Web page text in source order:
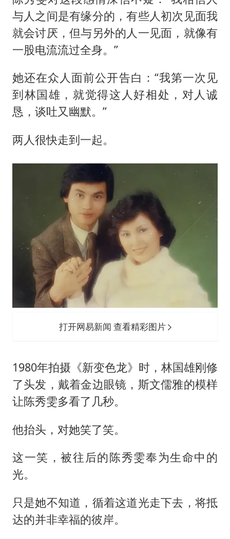
与人之间是有缘分的，有些人初次见面我
就会讨厌，但与另外的人一见面，就像有
一股电流流过全身。”
她还在众人面前公开告白：“我第一次见
到林国雄，就觉得这人好相处，对人诚
恳，谈吐又幽默。”
两人很快走到一起。
打开网易新闻 查看精彩图片
1980年拍摄《新变色龙》时，林国雄刚修
了头发，戴着金边眼镜，斯文儒雅的模样
让陈秀雯多看了几秒。
他抬头，对她笑了笑。
这一笑，被往后的陈秀雯奉为生命中的
光。
只是她不知道，循着这道光走下去，将抵
达的并非幸福的彼岸。